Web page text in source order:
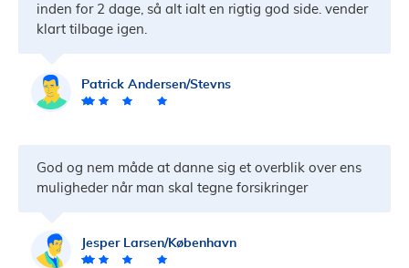
inden for 2 dage, så alt ialt en rigtig god side. vender
klart tilbage igen.
Patrick Andersen/Stevns
God og nem måde at danne sig et overblik over ens
muligheder når man skal tegne forsikringer
Jesper Larsen/København